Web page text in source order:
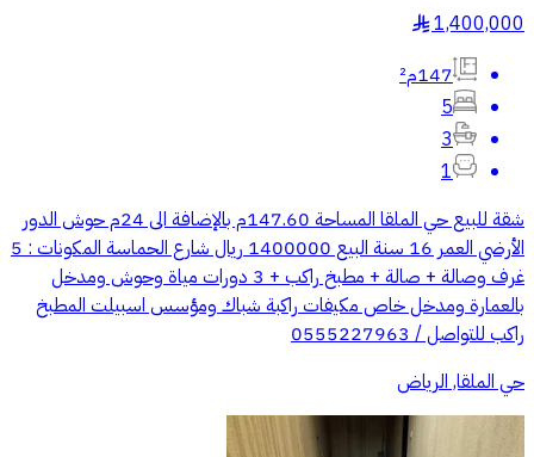
1,400,000
§
147م²
5
3
1
شقة للبيع حي الملقا المساحة 147.60م بالإضافة الى 24م حوش الدور
الأرضي العمر 16 سنة البيع 1400000 ريال شارع الحماسة المكونات : 5
غرف وصالة + صالة + مطبخ راكب + 3 دورات مياة وحوش ومدخل
بالعمارة ومدخل خاص مكيفات راكبة شباك ومؤسس اسبيلت المطبخ
راكب للتواصل / 0555227963
حي الملقا, الرياض